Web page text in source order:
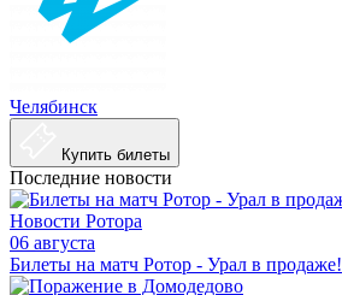
Челябинск
Купить билеты
Последние новости
Новости Ротора
06 августа
Билеты на матч Ротор - Урал в продаже!